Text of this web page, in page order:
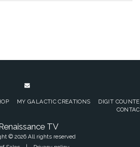
TV
© 2026 All rights reserved
MY GALACTIC CREATIONS
DIGIT